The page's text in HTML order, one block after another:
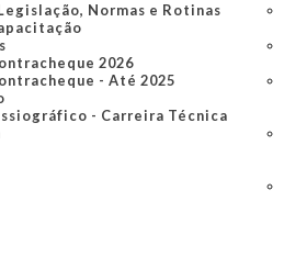
Normas e Rotinas
2026
- Até 2025
- Carreira Técnica